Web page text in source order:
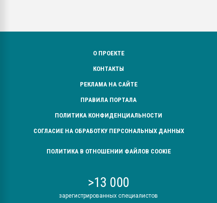
О ПРОЕКТЕ
КОНТАКТЫ
РЕКЛАМА НА САЙТЕ
ПРАВИЛА ПОРТАЛА
ПОЛИТИКА КОНФИДЕНЦИАЛЬНОСТИ
СОГЛАСИЕ НА ОБРАБОТКУ ПЕРСОНАЛЬНЫХ ДАННЫХ
ПОЛИТИКА В ОТНОШЕНИИ ФАЙЛОВ COOKIE
>13 000
зарегистрированных специалистов